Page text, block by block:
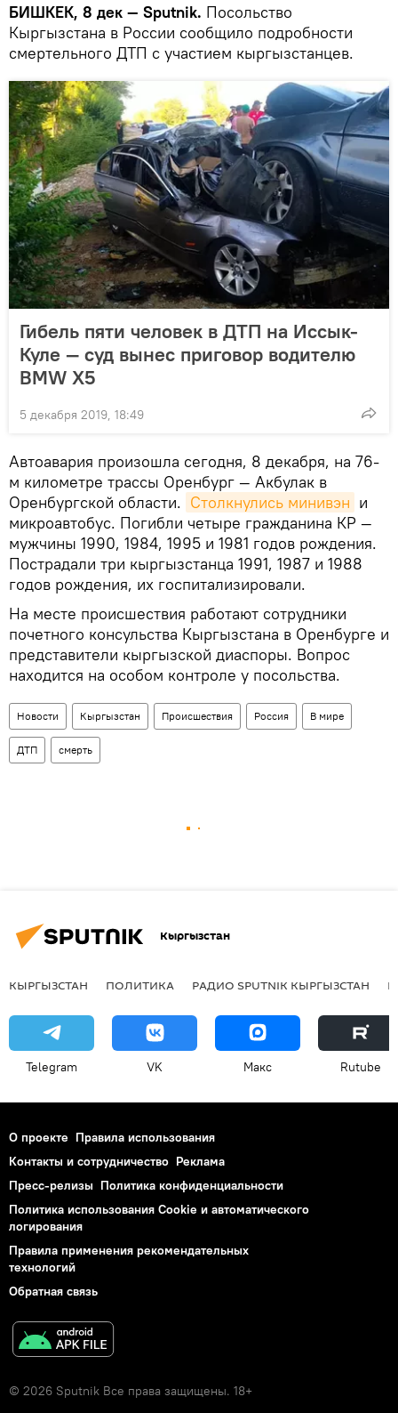
БИШКЕК, 8 дек — Sputnik. Посольство
Кыргызстана в России сообщило подробности
смертельного ДТП с участием кыргызстанцев.
Гибель пяти человек в ДТП на Иссык-
Куле — суд вынес приговор водителю
BMW X5
5 декабря 2019, 18:49
Автоавария произошла сегодня, 8 декабря, на 76-
м километре трассы Оренбург — Акбулак в
Оренбургской области. Столкнулись минивэн и
микроавтобус. Погибли четыре гражданина КР —
мужчины 1990, 1984, 1995 и 1981 годов рождения.
Пострадали три кыргызстанца 1991, 1987 и 1988
годов рождения, их госпитализировали.
На месте происшествия работают сотрудники
почетного консульства Кыргызстана в Оренбурге и
представители кыргызской диаспоры. Вопрос
находится на особом контроле у посольства.
Новости Кыргызстан Происшествия Россия В мире
ДТП смерть
Кыргызстан
КЫРГЫЗСТАН ПОЛИТИКА РАДИО SPUTNIK КЫРГЫЗСТАН
Telegram VK Макс Rutube
О проекте Правила использования
Контакты и сотрудничество Реклама
Пресс-релизы Политика конфиденциальности
Политика использования Cookie и автоматического
логирования
Правила применения рекомендательных
технологий
Обратная связь
© 2026 Sputnik Все права защищены. 18+